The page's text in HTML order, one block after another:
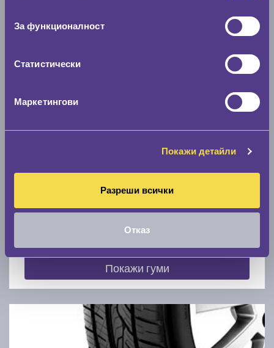
За функционалност
Статистически
Маркетингови
Покажи детайли
Разреши всички
Отказ
Намери гуми с новия размер
Модел
Покажи гуми